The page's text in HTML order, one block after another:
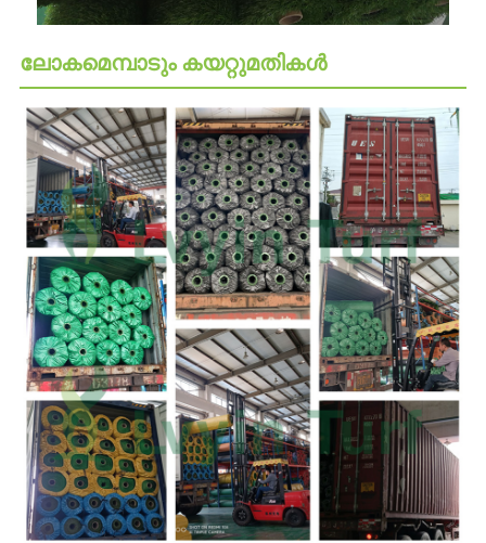
ലോകമെമ്പാടും കയറ്റുമതികൾ